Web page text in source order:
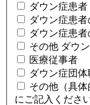
ダウン症患者
ダウン症患者
ダウン症患
その他 ダウ
医療従事者
ダウン症団体
その他（具体
にご記入ください